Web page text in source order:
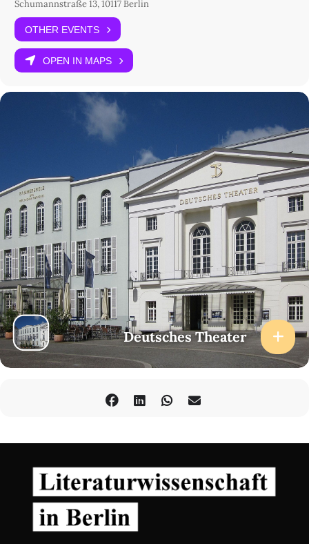
Schumannstraße 13, 10117 Berlin
OTHER EVENTS
OPEN IN MAPS
Deutsches Theater